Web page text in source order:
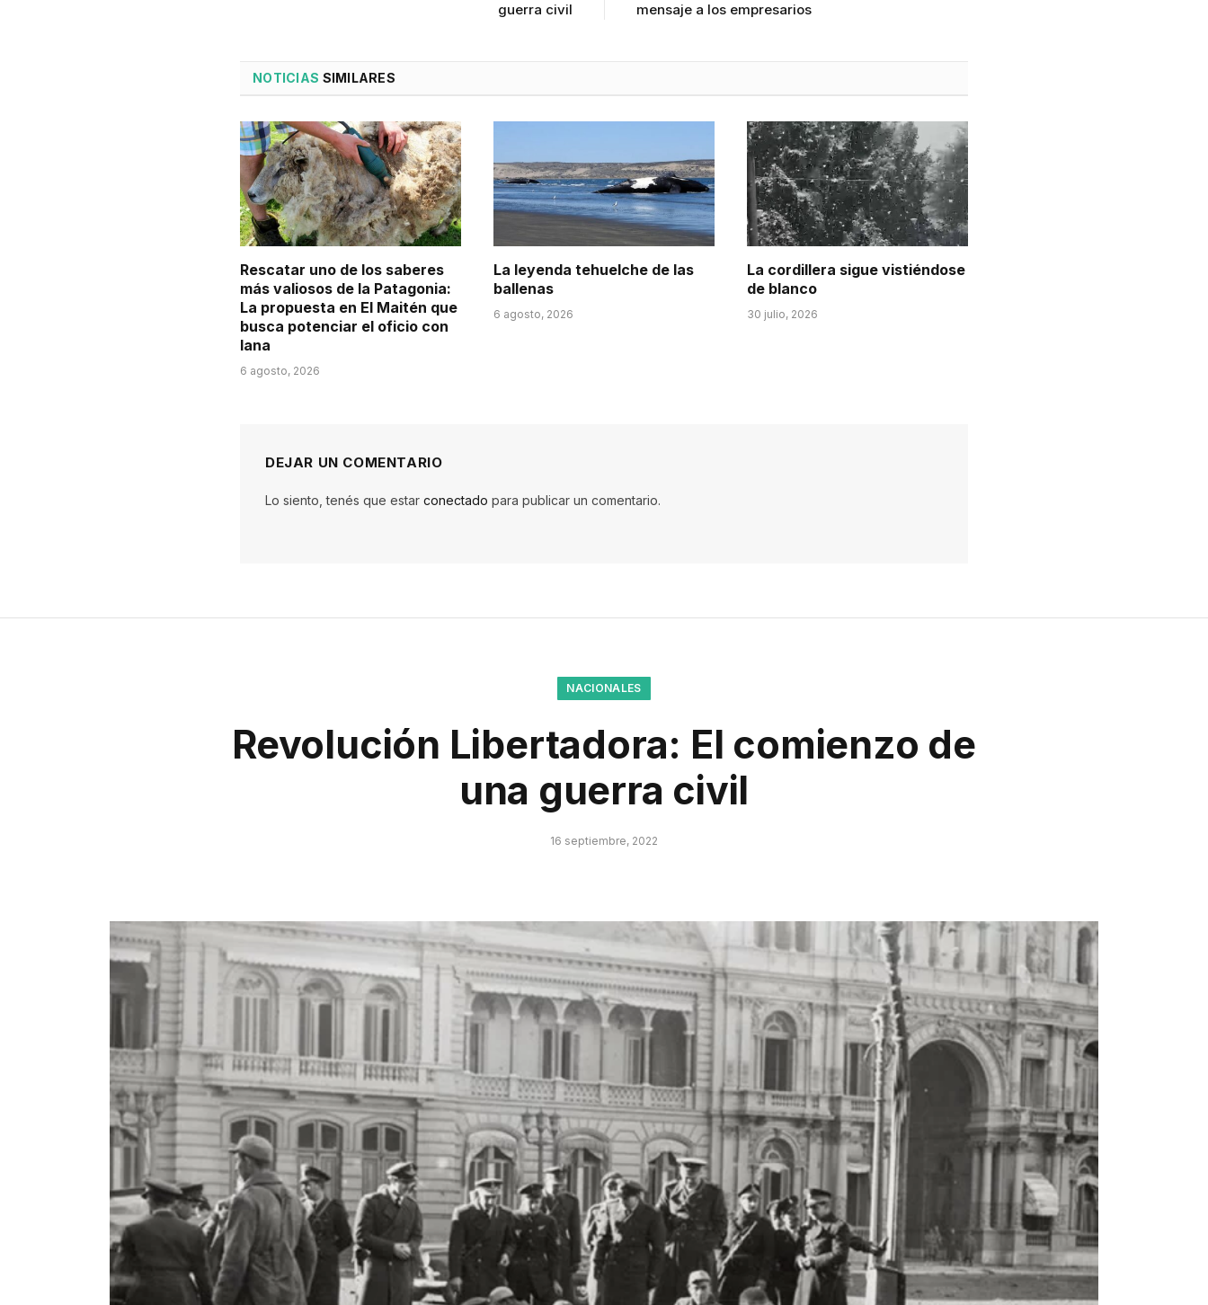
guerra civil
mensaje a los empresarios
NOTICIAS SIMILARES
Rescatar uno de los saberes
más valiosos de la Patagonia:
La propuesta en El Maitén que
busca potenciar el oficio con
lana
6 agosto, 2026
La leyenda tehuelche de las
ballenas
6 agosto, 2026
La cordillera sigue vistiéndose
de blanco
30 julio, 2026
DEJAR UN COMENTARIO
Lo siento, tenés que estar conectado para publicar un comentario.
NACIONALES
Revolución Libertadora: El comienzo de
una guerra civil
16 septiembre, 2022